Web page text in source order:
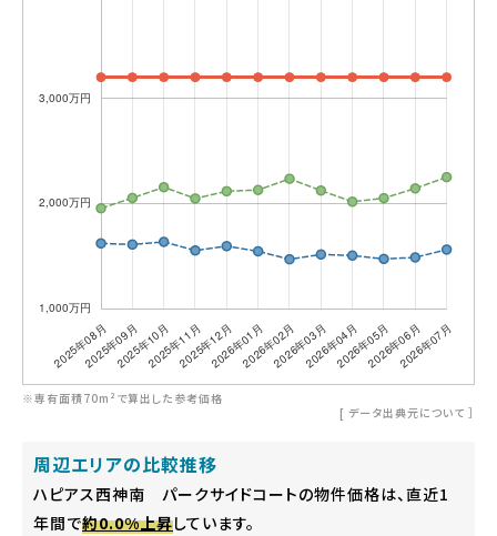
※専有面積70m²で算出した参考価格
[ データ出典元について ］
周辺エリアの比較推移
ハピアス西神南 パークサイドコートの物件価格は、直近1
年間で約0.0%上昇しています。